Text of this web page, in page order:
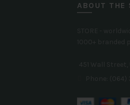
ABOUT THE